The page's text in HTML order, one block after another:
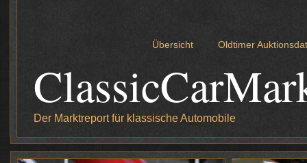
Übersicht Oldtimer
Der Marktreport für klassische Automobile